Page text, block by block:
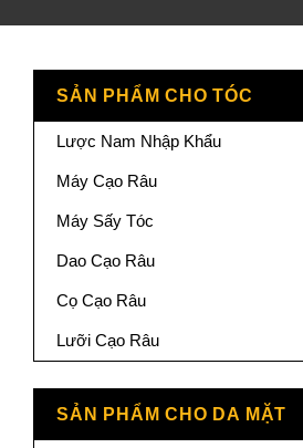
SẢN PHẨM CHO TÓC
Lược Nam Nhập Khẩu
Máy Cạo Râu
Máy Sấy Tóc
Dao Cạo Râu
Cọ Cạo Râu
Lưỡi Cạo Râu
SẢN PHẨM CHO DA MẶT